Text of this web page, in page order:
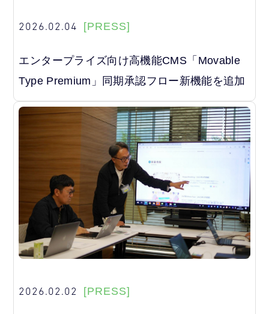
2026.02.04 [PRESS]
エンタープライズ向け高機能CMS「Movable
Type Premium」同期承認フロー新機能を追加
2026.02.02 [PRESS]